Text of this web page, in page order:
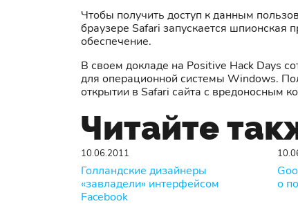
Чтобы получить доступ к данным
браузере Safari запускается
обеспечение.
В своем докладе на Positive Hack Days
для операционной системы Windows.
открытии в Safari сайта с вредоносным
Читайте
10.06.2011
Голландские дизайнеры
«завладели» интерфейсом
Facebook
о